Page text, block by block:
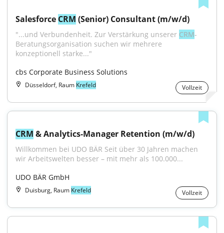
Salesforce CRM (Senior) Consultant (m/w/d)
"...und Verbundenheit. Zur Verstärkung unserer CRM-
Beratungsorganisation suchen wir mehrere
konzeptionell starke..."
cbs Corporate Business Solutions
Düsseldorf, Raum Krefeld Vollzeit
CRM & Analytics-Manager Retention (m/w/d)
Willkommen bei UDO BÄR Seit über 30 Jahren machen
wir Arbeitswelten besser – mit mehr als 100.000...
UDO BÄR GmbH
Duisburg, Raum Krefeld Vollzeit